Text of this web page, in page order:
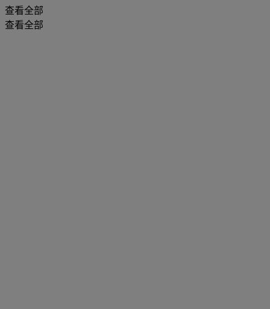
查看全部
查看全部